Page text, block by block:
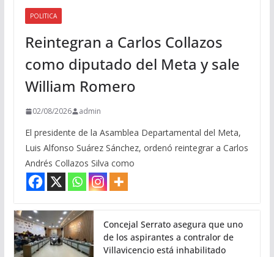
POLITICA
Reintegran a Carlos Collazos
como diputado del Meta y sale
William Romero
02/08/2026 admin
El presidente de la Asamblea Departamental del Meta,
Luis Alfonso Suárez Sánchez, ordenó reintegrar a Carlos
Andrés Collazos Silva como
Concejal Serrato asegura que uno
de los aspirantes a contralor de
Villavicencio está inhabilitado